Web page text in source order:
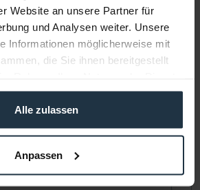
Website an unsere Partner für
und Analysen weiter. Unsere
Informationen möglicherweise mit
die Sie ihnen bereitgestellt
Alle zulassen
Anpassen
ABC ansehen
ABC Gegengewicht 4kg
für ABC Kräne